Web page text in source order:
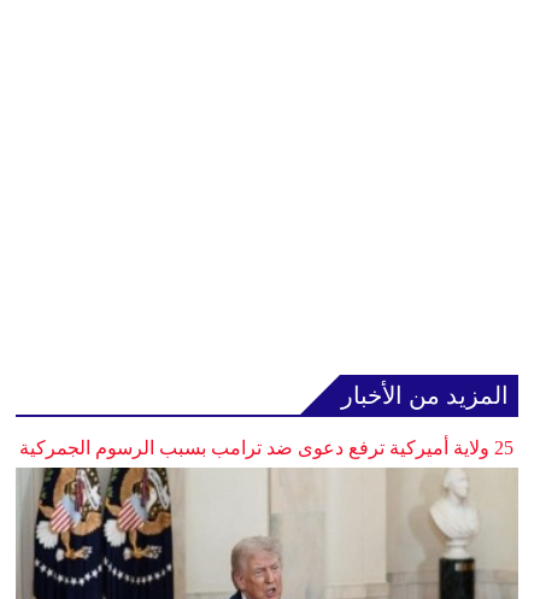
المزيد من الأخبار
25 ولاية أميركية ترفع دعوى ضد ترامب بسبب الرسوم الجمركية